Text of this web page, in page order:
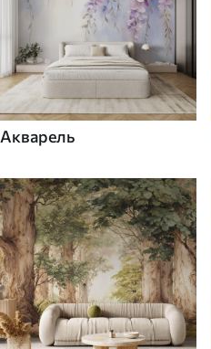
Акварель